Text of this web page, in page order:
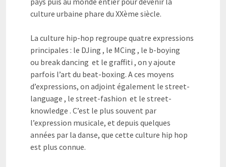
culture urbaine phare du XXème siècle.
La culture hip-hop regroupe quatre expressions
principales : le DJing , le MCing , le b-boying
ou break dancing et le graffiti , on y ajoute
parfois l’art du beat-boxing. A ces moyens
d’expressions, on adjoint également le street-
language , le street-fashion et le street-
knowledge . C’est le plus souvent par
l’expression musicale, et depuis quelques
années par la danse, que cette culture hip hop
est plus connue.